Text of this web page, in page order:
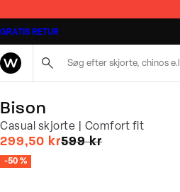
GRATIS RETUR
Bison
Casual skjorte | Comfort fit
299,50 krI alt (uden rabat)
599 kr
-50 %